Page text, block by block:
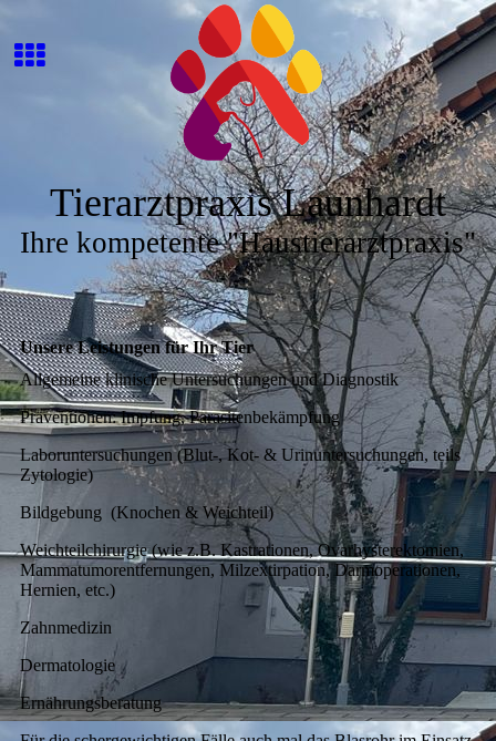
Tierarztpraxis Launhardt
Ihre kompetente "Haustierarztpraxis"
Unsere Leistungen für Ihr Tier
Allgemeine klinische Untersuchungen und Diagnostik
Präventionen: Impfung, Parasitenbekämpfung
Laboruntersuchungen (Blut-, Kot- & Urinuntersuchungen, teils
Zytologie)
Bildgebung (Knochen & Weichteil)
Weichteilchirurgie (wie z.B. Kastrationen, Ovarhysterektomien,
Mammatumorentfernungen, Milzextirpation, Darmoperationen,
Hernien, etc.)
Zahnmedizin
Dermatologie
Ernährungsberatung